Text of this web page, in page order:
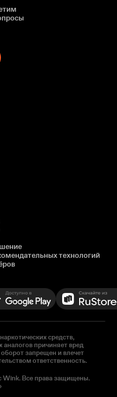
технологий
средств,
аналогов причиняет вред
запрещен и влечет
ответственность.
Все права защищены.